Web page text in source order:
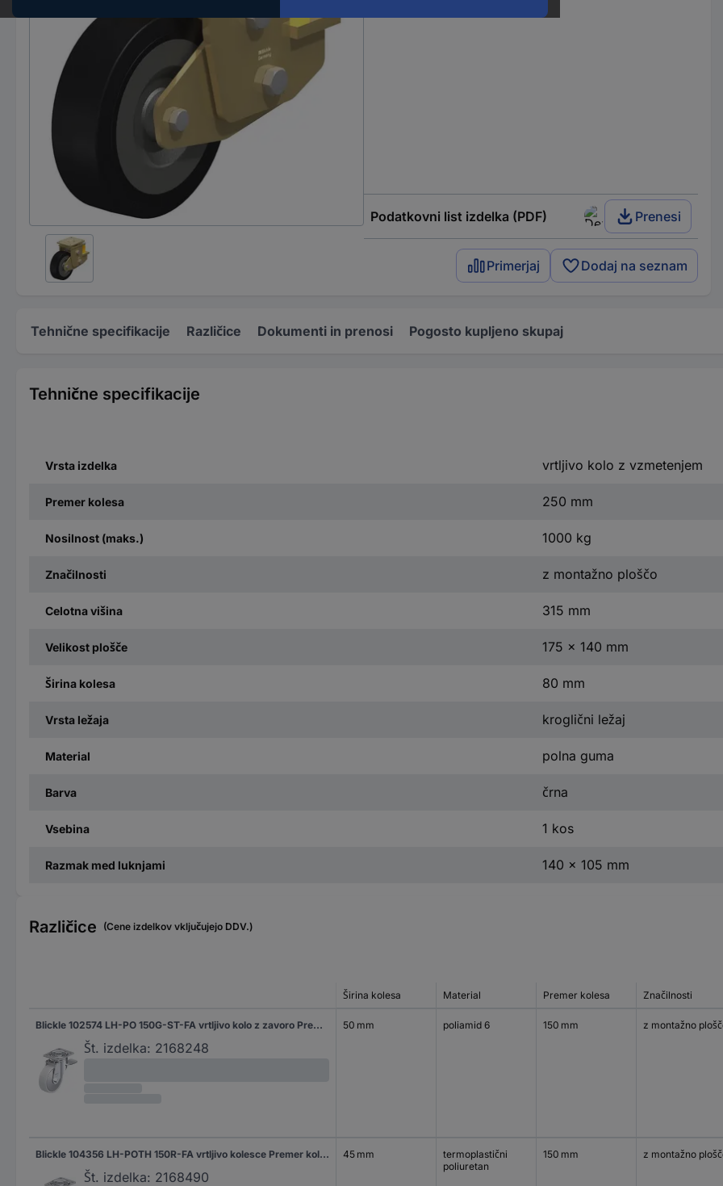
Podatkovni list izdelka (PDF) Prenesi
Primerjaj Dodaj na seznam
Tehnične specifikacije Različice Dokumenti in prenosi Pogosto kupljeno skupaj
Tehnične specifikacije
Vrsta izdelka vrtljivo kolo z vzmetenjem
Premer kolesa 250 mm
Nosilnost (maks.) 1000 kg
Značilnosti z montažno ploščo
Celotna višina 315 mm
Velikost plošče 175 x 140 mm
Širina kolesa 80 mm
Vrsta ležaja kroglični ležaj
Material polna guma
Barva črna
Vsebina 1 kos
Razmak med luknjami 140 x 105 mm
Različice (Cene izdelkov vključujejo DDV.)
Širina kolesa Material Premer kolesa Značilnosti
Blickle 102574 LH-PO 150G-ST-FA vrtljivo kolo z zavoro Premer kolesa: 150 mm Nosilnost (maks.): 400 kg 1 kos
Št. izdelka: 2168248
50 mm poliamid 6 150 mm z montažno
Blickle 104356 LH-POTH 150R-FA vrtljivo kolesce Premer kolesa: 150 mm Nosilnost (maks.): 500 kg 1 kos
Št. izdelka: 2168490
45 mm
termoplastični
poliuretan
150 mm z montažno